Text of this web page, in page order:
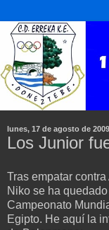
lunes, 17 de agosto de 2009
Los Junior
Tras empatar
Niko se ha
Campeonato
Egipto. He aquí la